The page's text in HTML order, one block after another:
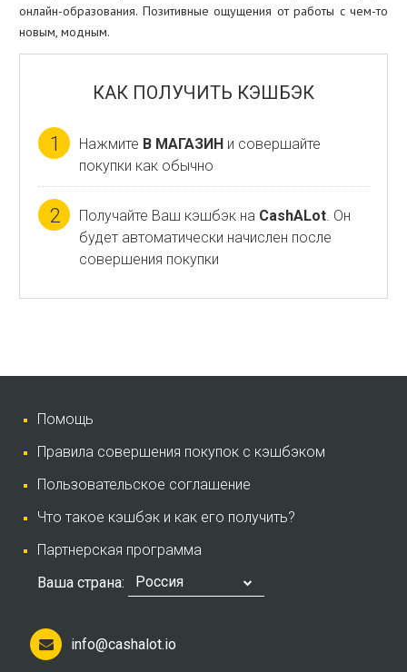
онлайн-образования. Позитивные ощущения от работы с чем-то
новым, модным.
КАК ПОЛУЧИТЬ КЭШБЭК
1 Нажмите В МАГАЗИН и совершайте
покупки как обычно
2 Получайте Ваш кэшбэк на CashALot. Он
будет автоматически начислен после
совершения покупки
Помощь
Правила совершения покупок с кэшбэком
Пользовательское соглашение
Что такое кэшбэк и как его получить?
Партнерская программа
Ваша страна:
Россия
info@cashalot.io